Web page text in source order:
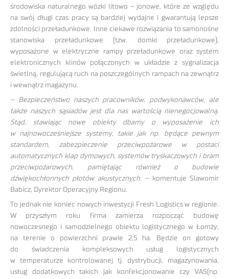
środowiska naturalnego wózki litowo – jonowe, które ze względu
na swój długi czas pracy są bardziej wydajne i gwarantują lepsze
zdolności przeładunkowe. Inne ciekawe rozwiązania to samonośne
stanowiska przeładunkowe (tzw. domki przeładunkowe),
wyposażone w elektryczne rampy przeładunkowe oraz system
elektronicznych klinów połączonych w układzie z sygnalizacja
świetlną, regulującą ruch na poszczególnych rampach na zewnątrz
i wewnątrz magazynu.
– Bezpieczeństwo naszych pracowników, podwykonawców, ale
także naszych sąsiadów jest dla nas wartością nienegocjowalną.
Stąd, stawiając nowe obiekty dbamy o wyposażenie ich
w najnowocześniejsze systemy, takie jak np. będące pewnym
standardem, zabezpieczenie przeciwpożarowe w postaci
automatycznych klap dymowych, systemów tryskaczowych i bram
przeciwpożarowych, pamiętając również o budowie
dźwiękochłonnych płotów akustycznych. – komentuje Slawomir
Babicz, Dyrektor Operacyjny Regionu.
To jednak nie koniec nowych inwestycji Fresh Logistics w regionie.
W przyszłym roku firma zamierza rozpocząć budowę
nowoczesnego i samodzielnego obiektu logistycznego w Łomży,
na terenie o powierzchni prawie 2,5 ha. Będzie on gotowy
do świadczenia kompleksowych usług logistycznych
w temperaturze kontrolowanej tj. dystrybucji, magazynowania,
usług dodatkowych takich jak konfekcjonowanie czy VAS(np.